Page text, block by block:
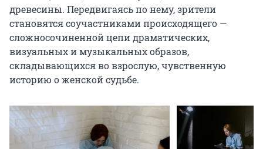
древесины. Передвигаясь по нему, зрители
становятся соучастниками происходящего —
сложносочиненной цепи драматических,
визуальных и музыкальных образов,
складывающихся во взрослую, чувственную
историю о женской судьбе.